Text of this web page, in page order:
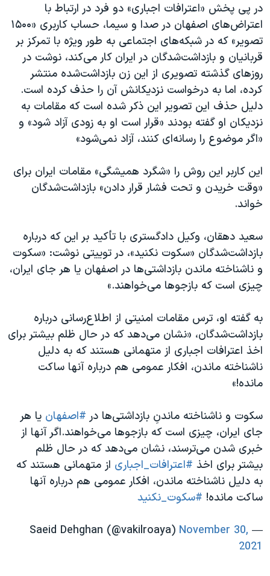
در پی پخش «اعترافات اجباری» دو فرد در ارتباط با
اعتراض‌های اصفهان در صدا و سیما، حساب کاربری «۱۵۰۰
تصویر» که در شبکه‌های اجتماعی به طور ویژه با تمرکز بر
قربانیان و بازداشت‌شدگان در ایران کار می‌کند، نوشت در
روزهای گذشته تصویری از این زن بازداشت‌شده منتشر
کرده، اما به درخواست نزدیکانش آن را حذف کرده است.
دلیل حذف این تصویر این ذکر شده است که مقامات به
نزدیکان او گفته بودند «قرار است او به زودی آزاد شود» و
«اگر موضوع را رسانه‌ای کنند، آزاد نمی‌شود»
این کاربر این روش را «شگرد همیشگی» مقامات ایران برای
«وقت خریدن و تحت فشار قرار دادن» بازداشت‌شدگان
خواند.
سعید دهقان، وکیل دادگستری با تأکید بر این که درباره
بازداشت‌شدگان «سکوت نکنید»، در توییتی نوشت: «سكوت
و ناشناخته ماندن بازداشتی‌ها در اصفهان یا هر جای ایران،
چیزی است که بازجوها می‌خواهند.»
به گفته او، ترس مقامات امنیتی از اطلاع‌رسانی درباره
بازداشت‌شدگان، «نشان می‌دهد که در حال ظلم بیشتر برای
اخذ اعترافات اجباری از متهمانی هستند که به دلیل
ناشناخته ماندن، افکار عمومی هم درباره آنها ساکت
مانده!»
سكوت و ناشناخته ماندنِ بازداشتی‌ها در #اصفهان یا هر
جای ایران، چیزی است که بازجوها می‌خواهند.اگر آنها از
خبری شدن می‌ترسند، نشان می‌دهد که در حال ظلم
بیشتر برای اخذ #اعترافات_اجباری از متهمانی هستند که
به دلیل ناشناخته ماندن، افکار عمومی هم درباره آنها
ساکت مانده! #سکوت_نکنید
— Saeid Dehghan (@vakilroaya)
November 30,
2021